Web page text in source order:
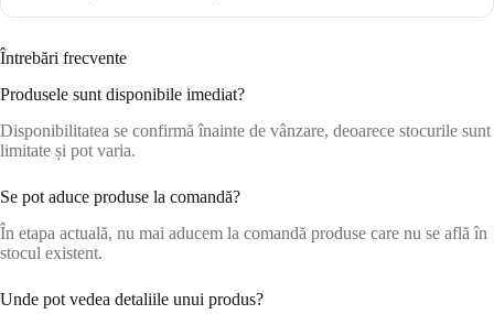
Întrebări frecvente
Produsele sunt disponibile imediat?
Disponibilitatea se confirmă înainte de vânzare, deoarece stocurile sunt
limitate și pot varia.
Se pot aduce produse la comandă?
În etapa actuală, nu mai aducem la comandă produse care nu se află în
stocul existent.
Unde pot vedea detaliile unui produs?